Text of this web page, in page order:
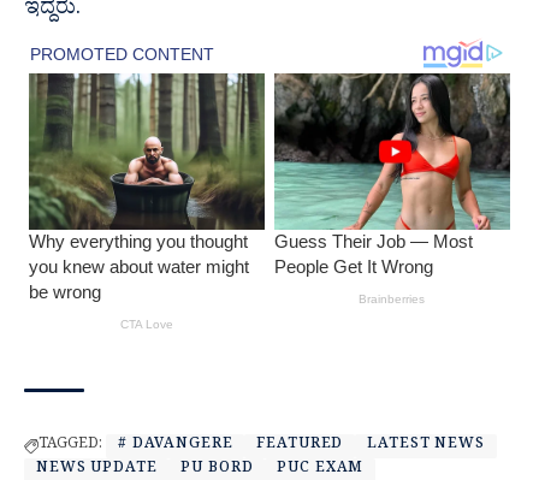
ಇದ್ದರು.
TAGGED: # DAVANGERE FEATURED
LATEST NEWS
NEWS UPDATE
PU BORD PUC EXAM